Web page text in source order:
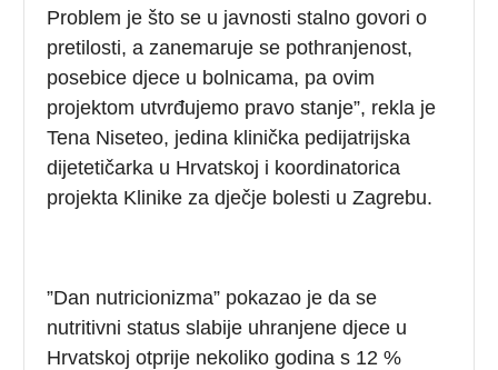
Problem je što se u javnosti stalno govori o
pretilosti, a zanemaruje se pothranjenost,
posebice djece u bolnicama, pa ovim
projektom utvrđujemo pravo stanje”, rekla je
Tena Niseteo, jedina klinička pedijatrijska
dijetetičarka u Hrvatskoj i koordinatorica
projekta Klinike za dječje bolesti u Zagrebu.
”Dan nutricionizma” pokazao je da se
nutritivni status slabije uhranjene djece u
Hrvatskoj otprije nekoliko godina s 12 %